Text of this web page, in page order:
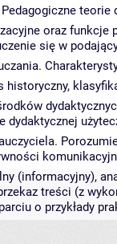
oraz
się w
historyczny,
dydaktycznej
(informacyjny),
treści (z
o przykłady